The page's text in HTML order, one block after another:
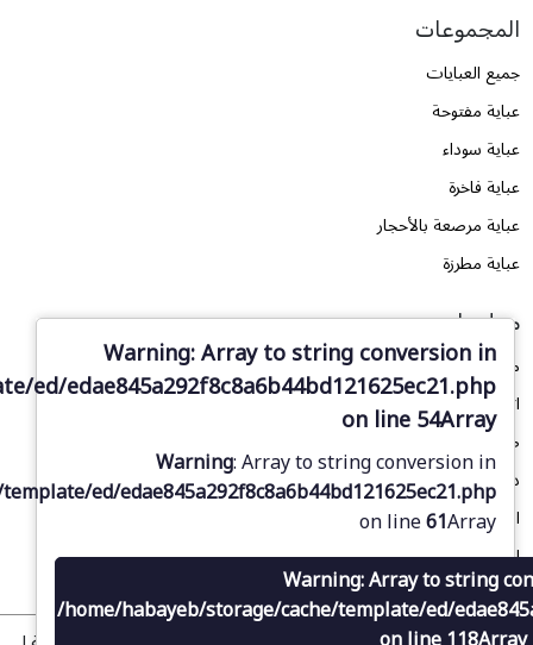
معلومات
من نحن
اتصل بنا
طلب تصميم
دليل المقاسات
المدونة
الأسئلة الشائعة
المجموعات
جميع العبايات
عباية مفتوحة
عباية سوداء
عباية فاخرة
عباية مرصعة بالأحجار
عباية مطرزة
Warning: Array to string conversion in
edae845a292f8c8a6b44bd121625ec21.php
on line54Array
Warning: Array to string conversion in
ed/edae845a292f8c8a6b44bd121625ec21.php
on line61Array
Warning: Array to string
/home/habayeb/storage/cache/template/ed/